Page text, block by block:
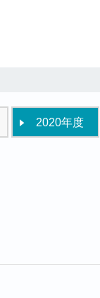
2020年度